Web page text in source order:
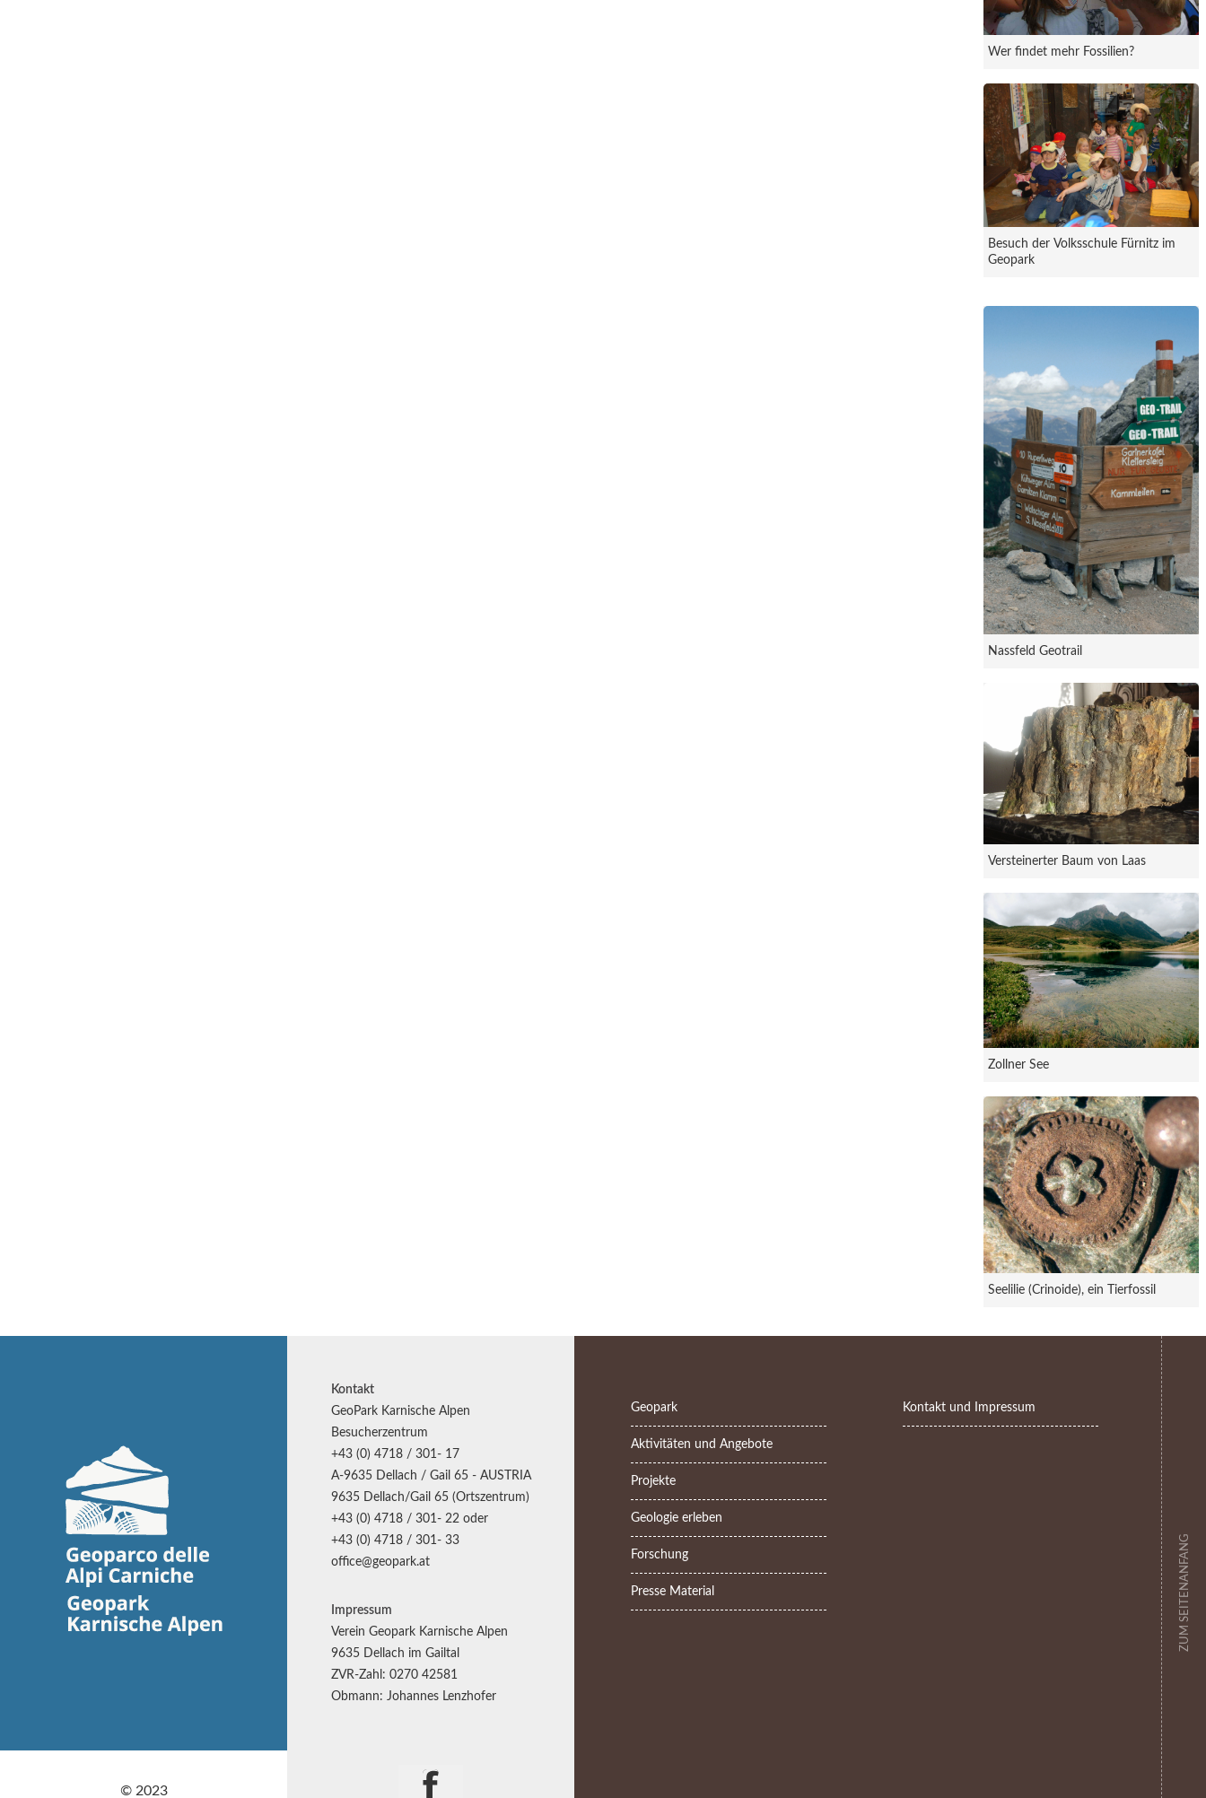
Wer findet mehr Fossilien?
Besuch der Volksschule Fürnitz im
Geopark
Nassfeld Geotrail
Versteinerter Baum von Laas
Zollner See
Seelilie (Crinoide), ein Tierfossil
Kontakt
GeoPark Karnische Alpen
Besucherzentrum
+43 (0) 4718 / 301- 17
A-9635 Dellach / Gail 65 - AUSTRIA
9635 Dellach/Gail 65 (Ortszentrum)
+43 (0) 4718 / 301- 22 oder
+43 (0) 4718 / 301- 33
office@geopark.at
Impressum
Verein Geopark Karnische Alpen
9635 Dellach im Gailtal
ZVR-Zahl: 0270 42581
Obmann: Johannes Lenzhofer
Geopark
Aktivitäten und Angebote
Projekte
Geologie erleben
Forschung
Presse Material
Kontakt und Impressum
ZUM SEITENANFANG
© 2023